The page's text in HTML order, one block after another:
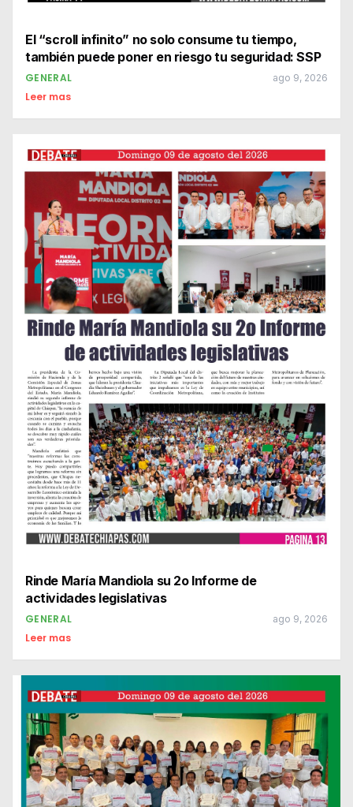
El “scroll infinito” no solo consume tu tiempo,
también puede poner en riesgo tu seguridad: SSP
GENERAL ago 9, 2026
Leer mas
Rinde María Mandiola su 2o Informe de
actividades legislativas
GENERAL ago 9, 2026
Leer mas